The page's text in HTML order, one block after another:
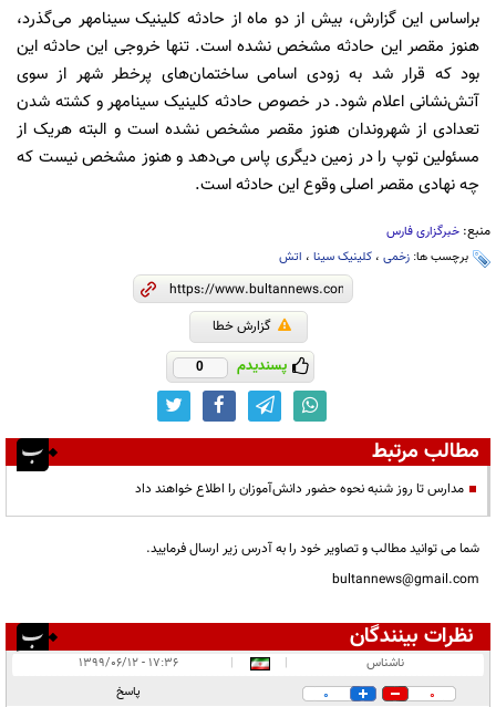
براساس این گزارش، بیش از دو ماه از حادثه کلینیک سینامهر می‌گذرد،
هنوز مقصر این حادثه مشخص نشده است. تنها خروجی این حادثه این
بود که قرار شد به زودی اسامی ساختمان‌های پرخطر شهر از سوی
آتش‌نشانی اعلام شود. در خصوص حادثه کلینیک سینامهر و کشته شدن
تعدادی از شهروندان هنوز مقصر مشخص نشده است و البته هریک از
مسئولین توپ را در زمین دیگری پاس می‌دهد و هنوز مشخص نیست که
چه نهادی مقصر اصلی وقوع این حادثه است.
منبع: خبرگزاری فارس
برچسب ها: زخمی ، کلینیک سینا ، اتش
گزارش خطا
پسندیدم 0
مطالب مرتبط
مدارس تا روز شنبه نحوه حضور دانش‌آموزان را اطلاع خواهند داد
شما می توانید مطالب و تصاویر خود را به آدرس زیر ارسال فرمایید.
bultannews@gmail.com
نظرات بینندگان
در انتظار بررسی:
ناشناس |
|
۱۷:۳۶ - ۱۳۹۹/۰۶/۱۲
0
0 پاسخ